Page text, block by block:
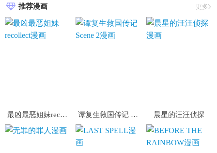
推荐漫画 更多
最凶最恶姐妹recollect 谭复生救国传记 Scene 2 晨星的汪汪侦探